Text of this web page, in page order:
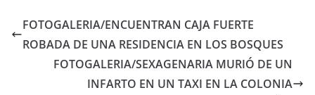
FOTOGALERIA/ENCUENTRAN CAJA FUERTE
ROBADA DE UNA RESIDENCIA EN LOS BOSQUES
FOTOGALERIA/SEXAGENARIA MURIÓ DE UN
INFARTO EN UN TAXI EN LA COLONIA